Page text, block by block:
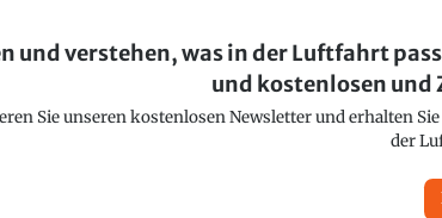
und verstehen, was in der Luftfahrt
und kostenlosen und
Sie unseren kostenlosen Newsletter und erhalten
der